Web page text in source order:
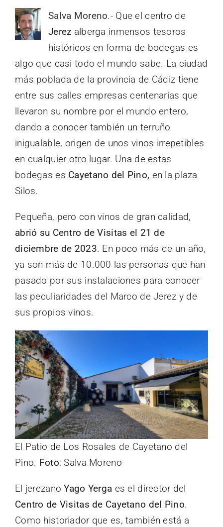
Salva Moreno.- Que el centro de
Jerez alberga inmensos tesoros
históricos en forma de bodegas es
algo que casi todo el mundo sabe. La ciudad
más poblada de la provincia de Cádiz tiene
entre sus calles empresas centenarias que
llevaron su nombre por el mundo entero,
dando a conocer también un terruño
inigualable, origen de unos vinos irrepetibles
en cualquier otro lugar. Una de estas
bodegas es Cayetano del Pino, en la plaza
Silos.
Pequeña, pero con vinos de gran calidad,
abrió su Centro de Visitas el 21 de
diciembre de 2023. En poco más de un año,
ya son más de 10.000 las personas que han
pasado por sus instalaciones para conocer
las peculiaridades del Marco de Jerez y de
sus propios vinos.
El Patio de Los Rosales de Cayetano del
Pino. Foto: Salva Moreno
El jerezanoYago Yerga es el director del
Centro de Visitas de Cayetano del Pino.
Como historiador que es, también está a